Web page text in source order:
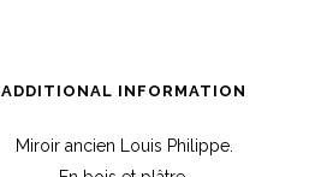
ADDITIONAL INFORMATION
Miroir ancien Louis Philippe.